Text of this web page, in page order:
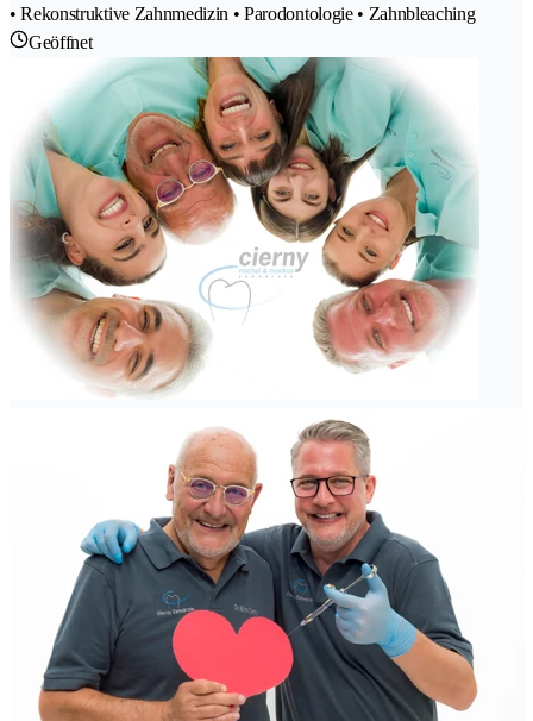
• Rekonstruktive Zahnmedizin • Parodontologie • Zahnbleaching
Geöffnet